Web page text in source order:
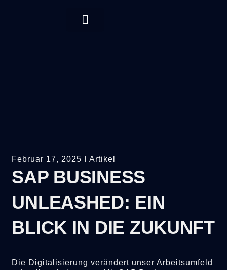
Februar 17, 2025 Artikel
SAP BUSINESS
UNLEASHED: EIN
BLICK IN DIE ZUKUNFT
Die Digitalisierung verändert unser Arbeitsumfeld